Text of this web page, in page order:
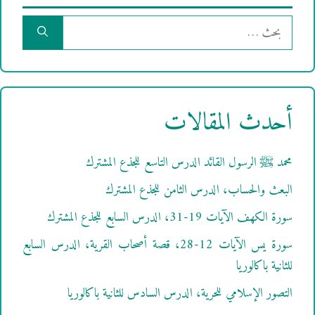
البحث
عن:
أحدث المقالات
محمد ﷺ الرسول القائد الدرس التاسع للجذع المشترك
البعث والحساب، الدرس الثامن للجذع المشترك
سورة الكهف الآيات 19-31، الدرس السابع للجذع المشترك
سورة يس الآيات 12-28، قصة أصحاب القرية، الدرس السابع
للثانية باكالوريا
التصور الإسلامي للحرية، الدرس السادس للثانية باكالوريا